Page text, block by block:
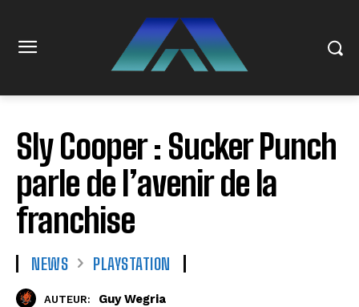
Sly Cooper : Sucker Punch
parle de l’avenir de la
franchise
NEWS PLAYSTATION
AUTEUR: Guy Wegria